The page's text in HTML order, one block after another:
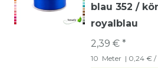
blau 352 /
royalblau
2,39 € *
10 Meter | 0,24 € /